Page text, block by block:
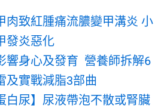
肉致紅腫痛流膿變甲溝炎 小
發炎惡化
響身心及發育 營養師拆解6
及實戰減脂3部曲
白尿】尿液帶泡不散或腎臟